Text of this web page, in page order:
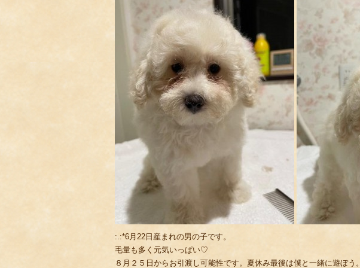
:.:*6月22日産まれの男の子です。
毛量も多く元気いっぱい♡
８月２５日からお引渡し可能性です。夏休み最後は僕と一緒に遊ぼう。